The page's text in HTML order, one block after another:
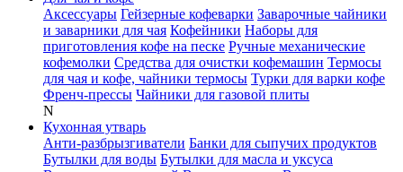
Аксессуары Гейзерные кофеварки Заварочные чайники
и заварники для чая Кофейники Наборы для
приготовления кофе на песке Ручные механические
кофемолки Средства для очистки кофемашин Термосы
для чая и кофе, чайники термосы Турки для варки кофе
Френч-прессы Чайники для газовой плиты
N
Кухонная утварь
Анти-разбрызгиватели Банки для сыпучих продуктов
Бутылки для воды Бутылки для масла и уксуса